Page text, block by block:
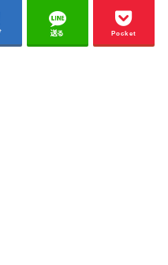
送る Pocket